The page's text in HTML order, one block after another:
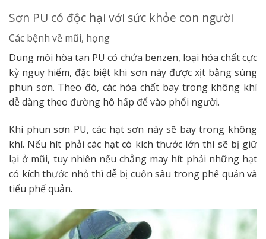
Sơn PU có độc hại với sức khỏe con người
Các bệnh về mũi, họng
Dung môi hòa tan PU có chứa benzen, loại hóa chất cực
kỳ nguy hiểm, đặc biệt khi sơn này được xịt bằng súng
phun sơn. Theo đó, các hóa chất bay trong không khí
dễ dàng theo đường hô hấp để vào phổi người.
Khi phun sơn PU, các hạt sơn này sẽ bay trong không
khí. Nếu hít phải các hạt có kích thước lớn thì sẽ bị giữ
lại ở mũi, tuy nhiên nếu chẳng may hít phải những hạt
có kích thước nhỏ thì dễ bị cuốn sâu trong phế quản và
tiểu phế quản.